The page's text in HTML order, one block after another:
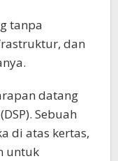
tanpa
dan
datang
Sebuah
di atas kertas,
untuk